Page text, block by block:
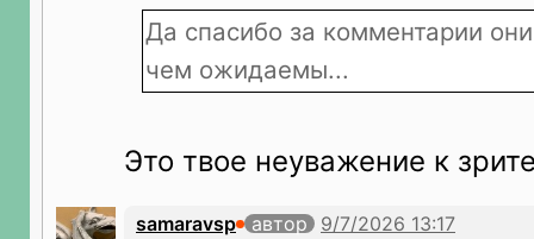
Да спасибо за комментарии
чем ожидаемы...
Это твое неуважение к
samaravsp
автор